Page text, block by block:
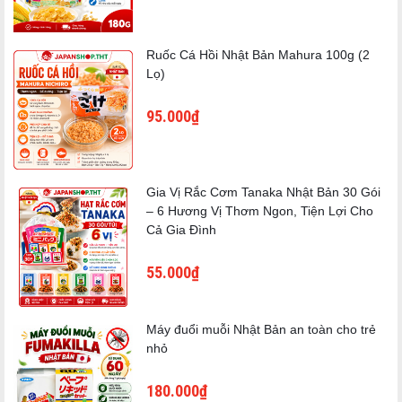
dùng tay xoa đều vùng da cần bảo vệ.
- Đối với trẻ từ 6 tháng - dưới 2 tuổi: Dùng 1 lần/ngày.
- Đối với trẻ từ 2 tuổi - dưới 12 tuổi: Dùng 1-3 lần/ngày.
Lưu ý:
- Không xịt trực tiếp trên mặt.
- Không xịt vào đồ ăn, đồ chơi, quần áo, và các đồ vật xung
quanh.
Ruốc Cá Hồi Nhật Bản Mahura 100g (2
Lọ)
95.000₫
Gia Vị Rắc Cơm Tanaka Nhật Bản 30 Gói
– 6 Hương Vị Thơm Ngon, Tiện Lợi Cho
Cả Gia Đình
55.000₫
Máy đuổi muỗi Nhật Bản an toàn cho trẻ
nhỏ
180.000₫